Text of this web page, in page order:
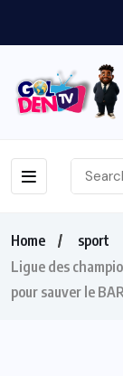
Home
sport
Ligue des
pour sauver le